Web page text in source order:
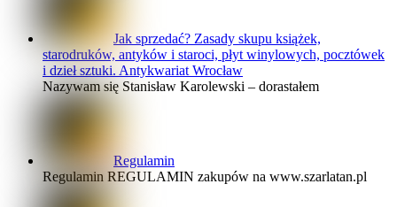
Jak sprzedać? Zasady skupu książek,
starodruków, antyków i staroci, płyt winylowych, pocztówek
i dzieł sztuki. Antykwariat Wrocław
Nazywam się Stanisław Karolewski – dorastałem
Regulamin
Regulamin REGULAMIN zakupów na www.szarlatan.pl